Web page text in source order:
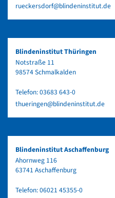
rueckersdorf@blindeninstitut.de
Blindeninstitut Thüringen
Notstraße 11
98574 Schmalkalden
Telefon:03683 643-0
thueringen@blindeninstitut.de
Blindeninstitut Aschaffenburg
Ahornweg 116
63741 Aschaffenburg
Telefon:06021 45355-0